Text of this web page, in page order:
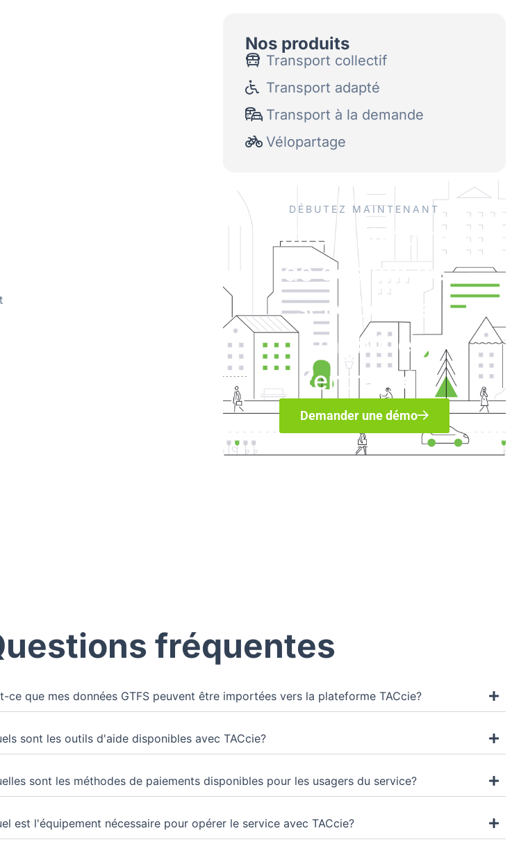
Nos produits
Transport collectif
Transport adapté
Transport à la demande
Vélopartage
DÉBUTEZ MAINTENANT
Votre plateforme
de gestion de
services de
mobilité
centralisée​
Demander une démo
fréquentes
ce que mes données GTFS peuvent être importées vers la plateforme TACcie?
sont les outils d'aide disponibles avec TACcie?
sont les méthodes de paiements disponibles pour les usagers du service?
est l'équipement nécessaire pour opérer le service avec TACcie?